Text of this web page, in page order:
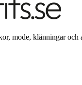
mode, klänningar och